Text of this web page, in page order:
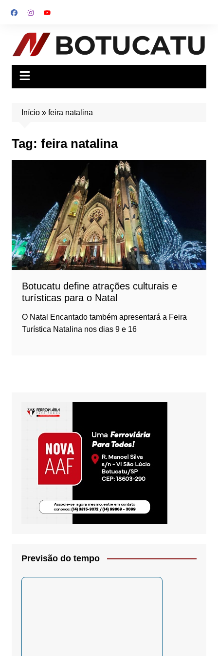
para
conteúdo
Início» feira natalina
Tag: feira natalina
Botucatu define atrações culturais e
turísticas para o Natal
O Natal Encantado também apresentará a Feira
Turística Natalina nos dias 9 e 16
Previsão do tempo